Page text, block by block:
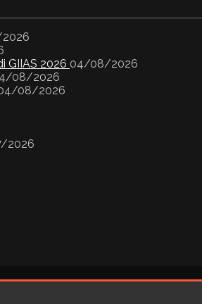
GIIAS 2026 04/08/2026
08/2026
08/2026
2026